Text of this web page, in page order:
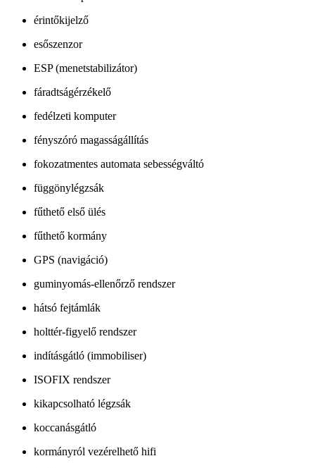
érintőkijelző
esőszenzor
ESP (menetstabilizátor)
fáradtságérzékelő
fedélzeti komputer
fényszóró magasságállítás
fokozatmentes automata sebességváltó
függönylégzsák
fűthető első ülés
fűthető kormány
GPS (navigáció)
guminyomás-ellenőrző rendszer
hátsó fejtámlák
holttér-figyelő rendszer
indításgátló (immobiliser)
ISOFIX rendszer
kikapcsolható légzsák
koccanásgátló
kormányról vezérelhető hifi